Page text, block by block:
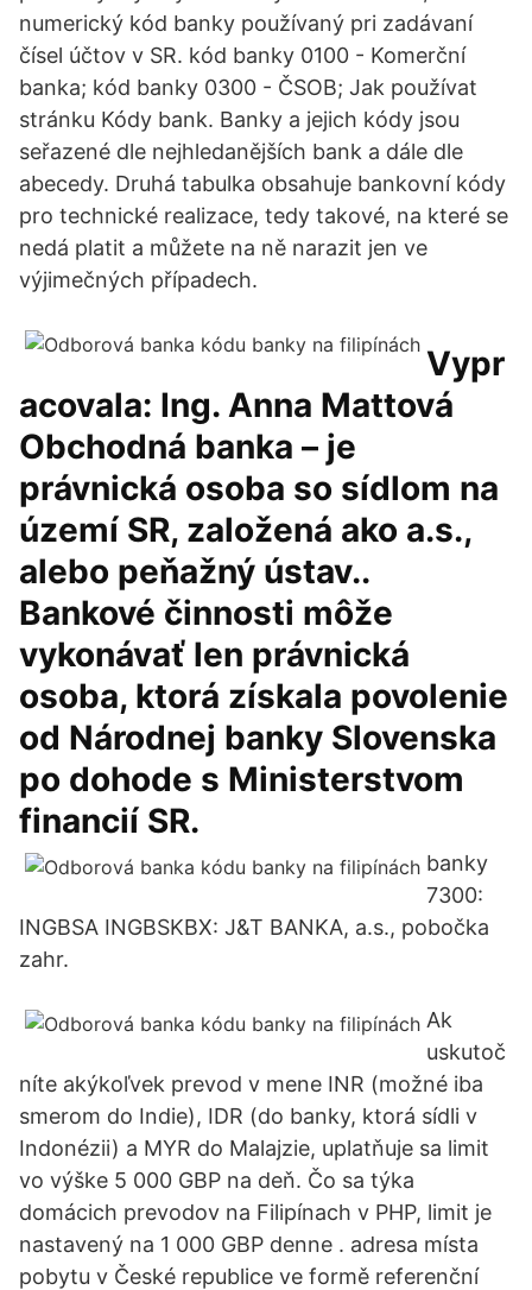
numerický kód banky používaný pri zadávaní
čísel účtov v SR. kód banky 0100 - Komerční
banka; kód banky 0300 - ČSOB; Jak používat
stránku Kódy bank. Banky a jejich kódy jsou
seřazené dle nejhledanějších bank a dále dle
abecedy. Druhá tabulka obsahuje bankovní kódy
pro technické realizace, tedy takové, na které se
nedá platit a můžete na ně narazit jen ve
výjimečných případech.
Vypr
acovala: Ing. Anna Mattová
Obchodná banka – je
právnická osoba so sídlom na
území SR, založená ako a.s.,
alebo peňažný ústav..
Bankové činnosti môže
vykonávať len právnická
osoba, ktorá získala povolenie
od Národnej banky Slovenska
po dohode s Ministerstvom
financií SR.
banky
7300:
INGBSA INGBSKBX: J&T BANKA, a.s., pobočka
zahr.
Ak
uskutoč
níte akýkoľvek prevod v mene INR (možné iba
smerom do Indie), IDR (do banky, ktorá sídli v
Indonézii) a MYR do Malajzie, uplatňuje sa limit
vo výške 5 000 GBP na deň. Čo sa týka
domácich prevodov na Filipínach v PHP, limit je
nastavený na 1 000 GBP denne . adresa místa
pobytu v České republice ve formě referenční